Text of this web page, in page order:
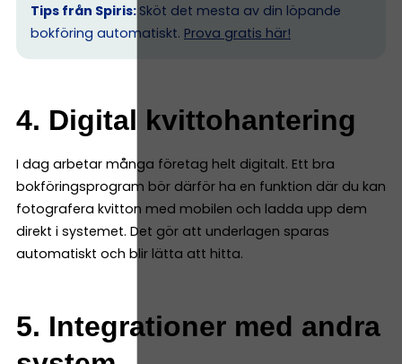
Tips från Spiris: Sköt det mesta av din löpande
bokföring automatiskt. Prova gratis här!
4. Digital kvittohantering
I dag arbetar många företag helt digitalt. Ett bra
bokföringsprogram bör därför ha en funktion där du kan
fotografera kvitton med mobilen och ladda upp dem
direkt i systemet. Det gör att underlagen sparas
automatiskt och blir lätta att hitta.
5. Integrationer med andra